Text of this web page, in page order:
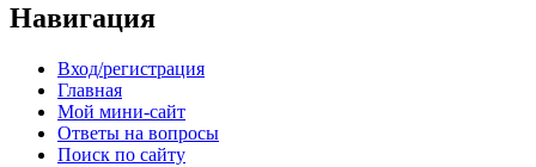
Навигация
Вход/регистрация
Главная
Мой мини-сайт
Ответы на вопросы
Поиск по сайту